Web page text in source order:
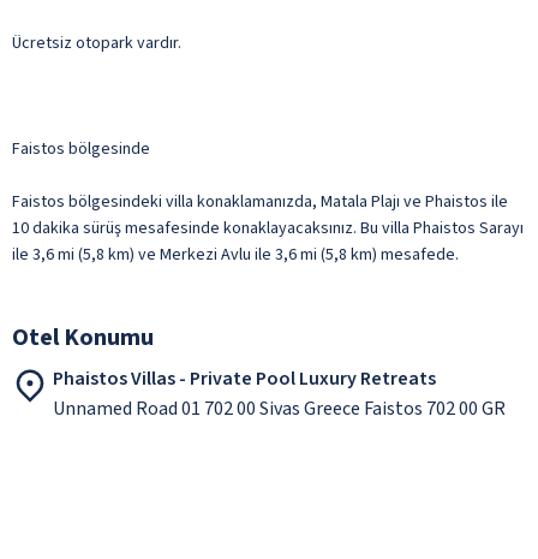
Ücretsiz otopark vardır.
Faistos bölgesinde
Faistos bölgesindeki villa konaklamanızda, Matala Plajı ve Phaistos ile
10 dakika sürüş mesafesinde konaklayacaksınız. Bu villa Phaistos Sarayı
ile 3,6 mi (5,8 km) ve Merkezi Avlu ile 3,6 mi (5,8 km) mesafede.
Otel Konumu
Phaistos Villas - Private Pool Luxury Retreats
Unnamed Road 01 702 00 Sivas Greece Faistos 702 00 GR